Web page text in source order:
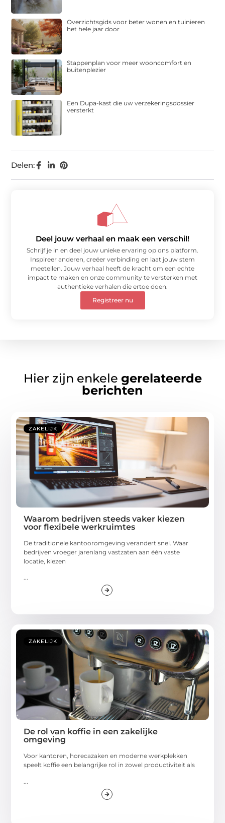
Delen:
Overzichtsgids voor beter wonen en tuinieren
het hele jaar door
Stappenplan voor meer wooncomfort en
buitenplezier
Een Dupa-kast die uw verzekeringsdossier
versterkt
Deel jouw verhaal en maak een verschil!
Schrijf je in en deel jouw unieke ervaring op ons platform.
Inspireer anderen, creëer verbinding en laat jouw stem
meetellen. Jouw verhaal heeft de kracht om een echte
impact te maken en onze community te versterken met
authentieke verhalen die ertoe doen.
Registreer nu
Hier zijn enkele gerelateerde
berichten
ZAKELIJK
Waarom bedrijven steeds vaker kiezen
voor flexibele werkruimtes
De traditionele kantooromgeving verandert snel. Waar
bedrijven vroeger jarenlang vastzaten aan één vaste
locatie, kiezen
...
ZAKELIJK
De rol van koffie in een zakelijke
omgeving
Voor kantoren, horecazaken en moderne werkplekken
speelt koffie een belangrijke rol in zowel productiviteit als